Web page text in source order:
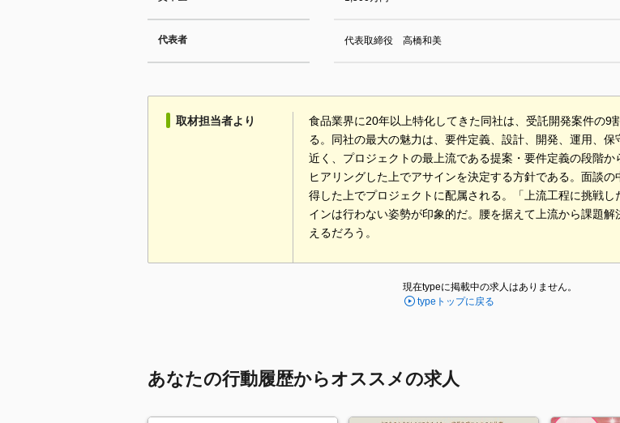
代表者 代表取締役 高橋和美
取材担当者より
食品業界に20年以上特化してきた同社は、受託開発案件の
る。同社の最大の魅力は、要件定義、設計、開発、運用、
近く、プロジェクトの最上流である提案・要件定義の段階
ヒアリングした上でアサインを決定する方針である。面談
得した上でプロジェクトに配属される。「上流工程に挑戦
インは行わない姿勢が印象的だ。腰を据えて上流から課題
えるだろう。
現在typeに掲載中の求人はありません。
typeトップに戻る
あなたの行動履歴からオススメの求人